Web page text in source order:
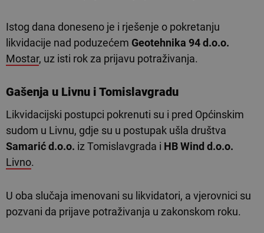
Istog dana doneseno je i rješenje o pokretanju
likvidacije nad poduzećem Geotehnika 94 d.o.o.
Mostar, uz isti rok za prijavu potraživanja.
Gašenja u Livnu i Tomislavgradu
Likvidacijski postupci pokrenuti su i pred Općinskim
sudom u Livnu, gdje su u postupak ušla društva
Samarić d.o.o. iz Tomislavgrada i HB Wind d.o.o.
Livno.
U oba slučaja imenovani su likvidatori, a vjerovnici su
pozvani da prijave potraživanja u zakonskom roku.